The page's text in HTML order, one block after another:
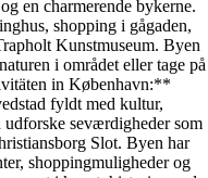
en charmerende bykerne.
shopping i gågaden,
Kunstmuseum. Byen
i området eller tage på
in København:**
fyldt med kultur,
seværdigheder som
Slot. Byen har
shoppingmuligheder og